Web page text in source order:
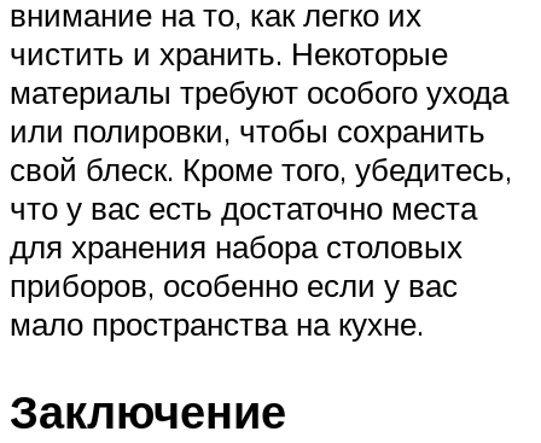
внимание на то, как легко их
чистить и хранить. Некоторые
материалы требуют особого ухода
или полировки, чтобы сохранить
свой блеск. Кроме того, убедитесь,
что у вас есть достаточно места
для хранения набора столовых
приборов, особенно если у вас
мало пространства на кухне.
Заключение